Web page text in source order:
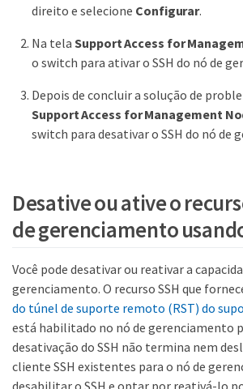
direito e selecione Configurar.
Na tela Support Access for
o switch para ativar o SSH do nó de
Depois de concluir a solução de
Support Access for Management
switch para desativar o SSH do nó de
Desative ou ative o
de gerenciamento
Você pode desativar ou reativar a
gerenciamento. O recurso SSH que
do túnel de suporte remoto (RST) do
está habilitado no nó de gerenciamento
desativação do SSH não termina nem
cliente SSH existentes para o nó de
desabilitar o SSH e optar por reativá-lo